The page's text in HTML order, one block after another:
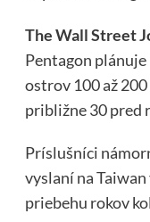
The Wall Street
Pentagon
ostrov 100 až
približne 30 pred
Príslušníci
vyslaní na
priebehu rokov